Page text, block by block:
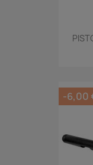
-6,00